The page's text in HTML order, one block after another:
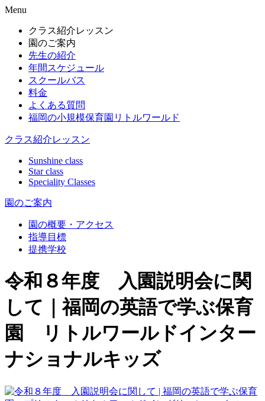
Menu
クラス紹介レッスン
園のご案内
先生の紹介
年間スケジュール
スクールバス
料金
よくある質問
福岡の小規模保育園リトルワールド
クラス紹介レッスン
Sunshine class
Star class
Speciality Classes
園のご案内
園の概要・アクセス
指導目標
提携学校
令和８年度 入園説明会に関
して｜福岡の英語で学ぶ保育
園 リトルワールドインター
ナショナルキッズ